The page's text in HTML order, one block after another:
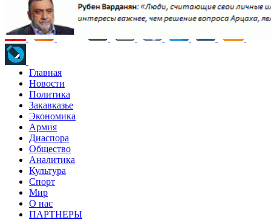
Главная
Новости
Политика
Закавказье
Экономика
Армия
Диаспора
Общество
Аналитика
Культура
Спорт
Мир
О нас
ПАРТНЕРЫ